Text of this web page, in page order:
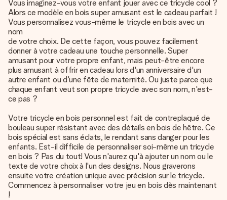
Vous imaginez-vous votre enfant jouer avec ce tricycle cool ?
Alors ce modèle en bois super amusant est le cadeau parfait !
Vous personnalisez vous-même le tricycle en bois avec un
nom
de votre choix. De cette façon, vous pouvez facilement
donner à votre cadeau une touche personnelle. Super
amusant pour votre propre enfant, mais peut-être encore
plus amusant à offrir en cadeau lors d'un anniversaire d'un
autre enfant ou d'une fête de maternité. Ou juste parce que
chaque enfant veut son propre tricycle avec son nom, n'est-
ce pas ?
Votre tricycle en bois personnel est fait de contreplaqué de
bouleau super résistant avec des détails en bois de hêtre. Ce
bois spécial est sans éclats, le rendant sans danger pour les
enfants. Est-il difficile de personnaliser soi-même un tricycle
en bois ? Pas du tout! Vous n'aurez qu'à ajouter un nom ou le
texte de votre choix à l'un des designs. Nous graverons
ensuite votre création unique avec précision sur le tricycle.
Commencez àpersonnaliser votre jeu en bois dès maintenant
!